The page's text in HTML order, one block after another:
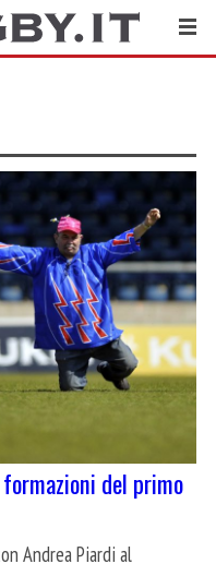
del primo
Andrea Piardi al